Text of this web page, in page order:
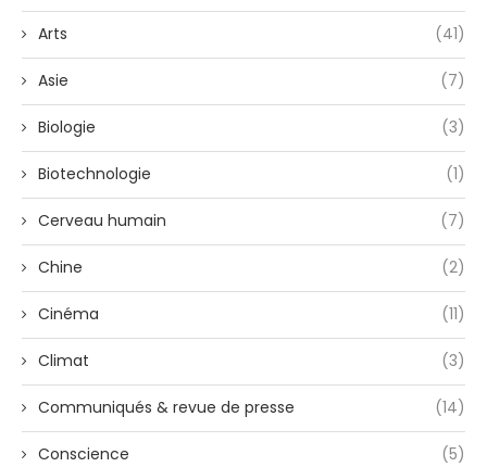
Arts (41)
Asie (7)
Biologie (3)
Biotechnologie (1)
Cerveau humain (7)
Chine (2)
Cinéma (11)
Climat (3)
Communiqués & revue de presse (14)
Conscience (5)